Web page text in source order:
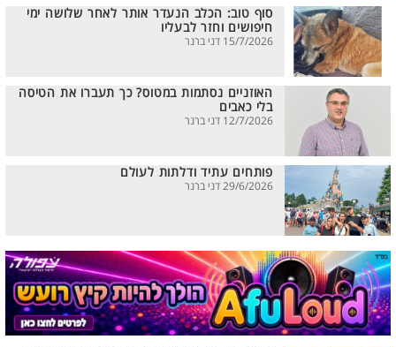
סוף טוב: הכלב הנעדר אותר לאחר שלושה ימי
חיפושים וחזר לבעליו
15/7/2026 דני ברנר
האוזניים נסתמות במטוס? כך תעברו את הטיסה
בלי כאבים
12/7/2026 דני ברנר
פותחים עתיד ודלתות לעולם
29/6/2026 דני ברנר